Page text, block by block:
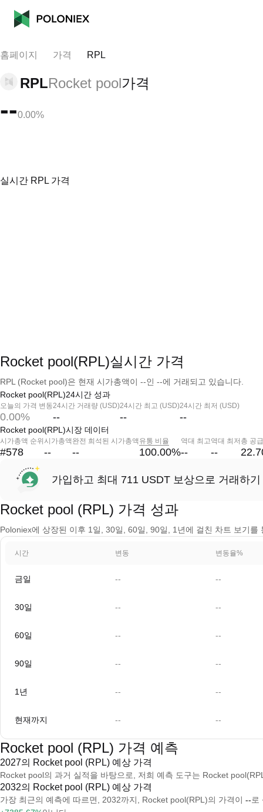
홈페이지 가격 RPL
RPLRocket pool가격
--0.00%
실시간 RPL 가격
Rocket pool(RPL)실시간 가격
RPL (Rocket pool)은 현재 시가총액이 --인 --에 거래되고 있습니다.
Rocket pool(RPL)24시간 성과
오늘의 가격 변동
0.00%
24시간 거래량 (USD)
--
24시간 최고 (USD)
--
24시간 최저 (USD)
--
Rocket pool(RPL)시장 데이터
시가총액 순위
#578
시가총액
--
완전 희석된 시가총액
--
유통 비율
100.00%
역대 최고
--
역대 최저
--
총 공
가입하고 최대 711 USDT 보상으로 거래하기
Rocket pool (RPL) 가격 성과
Poloniex에 상장된 이후 1일, 30일, 60일, 90일, 1년에 걸친 차트 보기
시간 변동 변동율%
금일 -- --
30일 -- --
60일 -- --
90일 -- --
1년 -- --
현재까지 -- --
Rocket pool (RPL) 가격 예측
2027의 Rocket pool (RPL) 예상 가격
Rocket pool의 과거 실적을 바탕으로, 저희 예측 도구는 Rocket
2032의 Rocket pool (RPL) 예상 가격
가장 최근의 예측에 따르면, 2032까지, Rocket pool(RPL)의 가격이 --로